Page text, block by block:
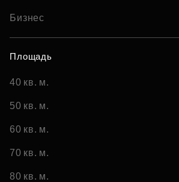
Бизнес
Площадь
40 кв. м.
50 кв. м.
60 кв. м.
70 кв. м.
80 кв. м.